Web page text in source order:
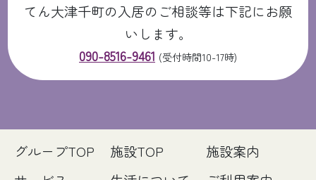
てん大津千町の入居のご相談等は下記にお願
いします。
090-8516-9461 (受付時間10-17時)
グループTOP 施設TOP
施設案内